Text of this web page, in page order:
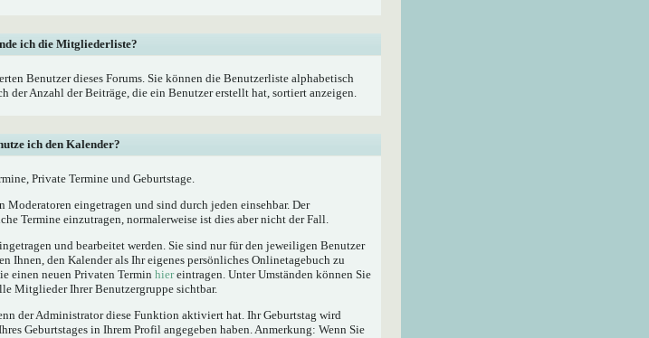
ich die Mitgliederliste?
Benutzer dieses Forums. Sie können die Benutzerliste alphabetisch
der Anzahl der Beiträge, die ein Benutzer erstellt hat, sortiert anzeigen.
ich den Kalender?
Private Termine und Geburtstage.
eingetragen und sind durch jeden einsehbar. Der
Termine einzutragen, normalerweise ist dies aber nicht der Fall.
und bearbeitet werden. Sie sind nur für den jeweiligen Benutzer
Ihnen, den Kalender als Ihr eigenes persönliches Onlinetagebuch zu
einen neuen Privaten Termin hiereintragen. Unter Umständen können Sie
Mitglieder Ihrer Benutzergruppe sichtbar.
der Administrator diese Funktion aktiviert hat. Ihr Geburtstag wird
Geburtstages in Ihrem Profil angegeben haben. Anmerkung: Wenn Sie